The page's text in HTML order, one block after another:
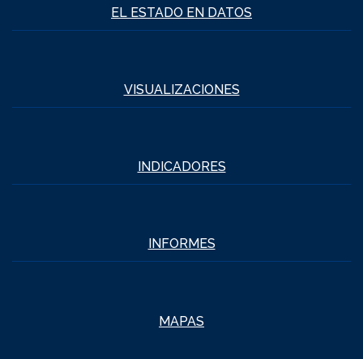
EL ESTADO EN DATOS
VISUALIZACIONES
INDICADORES
INFORMES
MAPAS